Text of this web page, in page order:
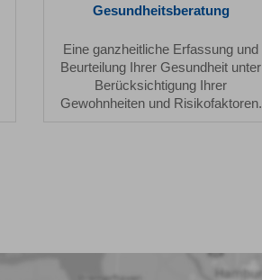
Gesundheitsberatung
Eine ganzheitliche Erfassung und
Beurteilung Ihrer Gesundheit unter
Berücksichtigung Ihrer
Gewohnheiten und Risikofaktoren.